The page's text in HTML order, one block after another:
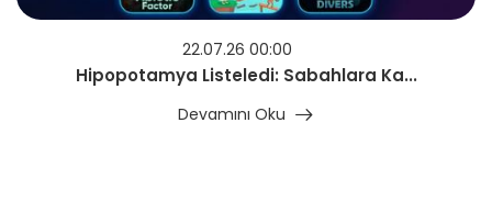
22.07.26 00:00
Hipopotamya Listeledi: Sabahlara Ka...
Devamını Oku